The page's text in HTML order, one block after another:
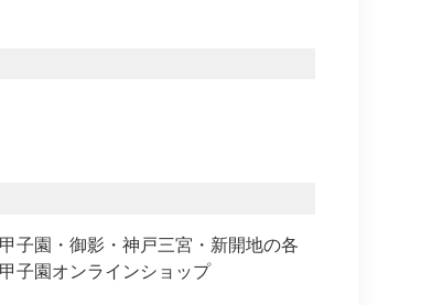
子園・御影・神戸三宮・新開地の各
子園オンラインショップ